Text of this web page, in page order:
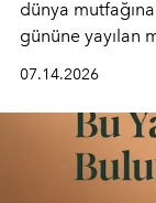
dünya
gününe yayılan
lüks"
müziği ve açık
altında sunuyor.
07.14.2026